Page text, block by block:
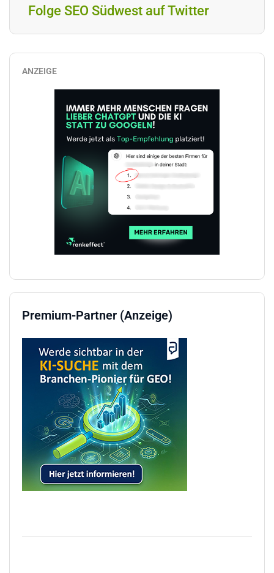
Folge SEO Südwest auf Twitter
ANZEIGE
Premium-Partner (Anzeige)